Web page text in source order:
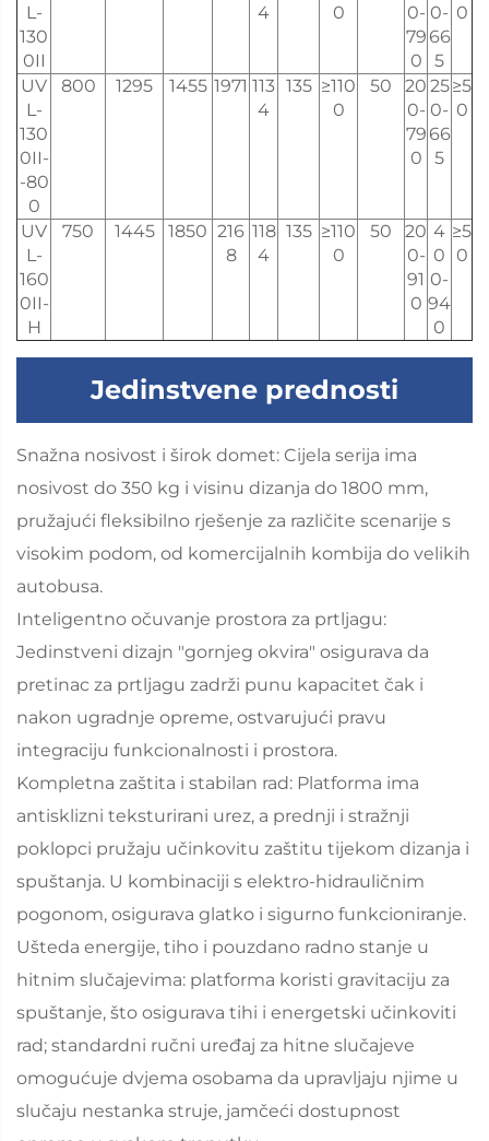
L-
130
0II
4
0
0-
79
0
0-
66
5
0
UV
L-
130
0II-
-80
0
800 1295 1455 1971 113
4
135 ≥110
0
50
20
0-
79
0
25
0-
66
5
≥5
0
UV
L-
160
0II-
H
750 1445 1850 216
8
118
4
135 ≥110
0
50
20
0-
91
0
4
0
0-
94
0
≥5
0
Jedinstvene prednosti
Snažna nosivost i širok domet: Cijela serija ima
nosivost do 350 kg i visinu dizanja do 1800 mm,
pružajući fleksibilno rješenje za različite scenarije s
visokim podom, od komercijalnih kombija do velikih
autobusa.
Inteligentno očuvanje prostora za prtljagu:
Jedinstveni dizajn "gornjeg okvira" osigurava da
pretinac za prtljagu zadrži punu kapacitet čak i
nakon ugradnje opreme, ostvarujući pravu
integraciju funkcionalnosti i prostora.
Kompletna zaštita i stabilan rad: Platforma ima
antisklizni teksturirani urez, a prednji i stražnji
poklopci pružaju učinkovitu zaštitu tijekom dizanja i
spuštanja. U kombinaciji s elektro-hidrauličnim
pogonom, osigurava glatko i sigurno funkcioniranje.
Ušteda energije, tiho i pouzdano radno stanje u
hitnim slučajevima: platforma koristi gravitaciju za
spuštanje, što osigurava tihi i energetski učinkoviti
rad; standardni ručni uređaj za hitne slučajeve
omogućuje dvjema osobama da upravljaju njime u
slučaju nestanka struje, jamčeći dostupnost